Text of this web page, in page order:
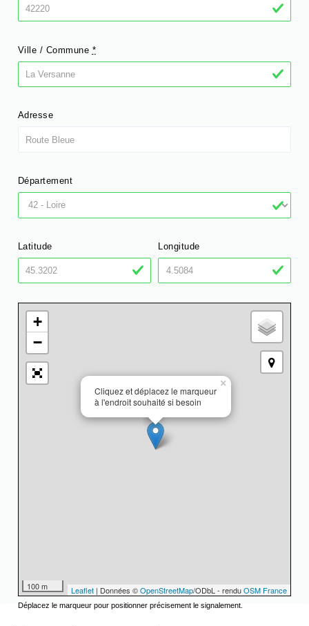
Ville / Commune *
Adresse
Département
Latitude Longitude
Cliquez et déplacez le marqueur
à l'endroit souhaité si besoin
×
+
−
100 m Leaflet | Données ©OpenStreetMap/ODbL - renduOSM France
Déplacez le marqueur pour positionner précisement le signalement.